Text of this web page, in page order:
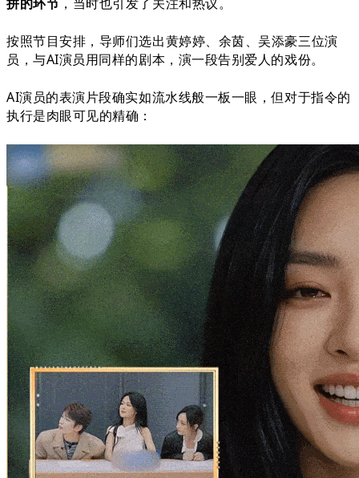
按照节目安排，导师们选出黄婷婷、余茵、吴添豪三位演
员，与AI演员用同样的剧本，演一段告别爱人的戏份。
AI演员的表演片段确实如流水线般一板一眼，但对于指令的
执行是肉眼可见的精确：